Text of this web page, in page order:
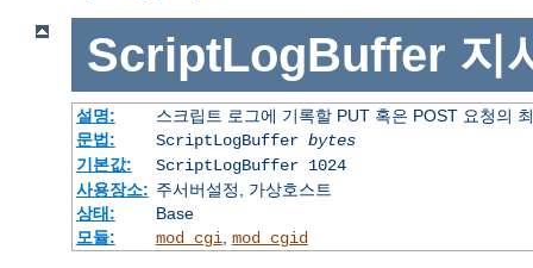
ScriptLogBuffer 지
설명:
스크립트 로그에 기록할 PUT 혹은 POST 요청의
문법:
ScriptLogBuffer bytes
기본값:
ScriptLogBuffer 1024
사용장소: 주서버설정, 가상호스트
상태:
Base
모듈:
mod_cgi, mod_cgid